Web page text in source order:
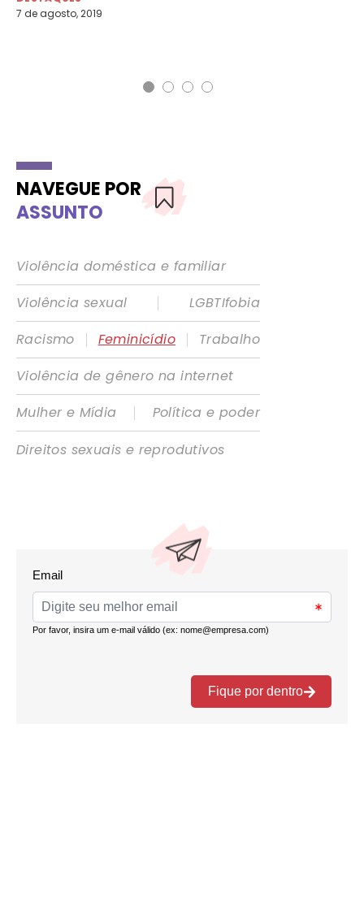
7 de agosto, 2019
NAVEGUE POR
ASSUNTO
Violência doméstica e familiar
Violência sexual
|
LGBTIfobia
Racismo
| Feminicídio |
Trabalho
Violência de gênero na internet
Mulher e Mídia
|
Política e poder
Direitos sexuais e reprodutivos